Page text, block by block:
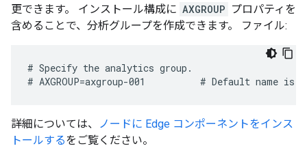
更できます。 インストール構成に AXGROUP プロパティを
含めることで、分析グループを作成できます。 ファイル:
# Specify the analytics group.
# AXGROUP=axgroup-001          # Default name is
詳細については、
ノードに Edge コンポーネントをインス
トールするをご覧ください。